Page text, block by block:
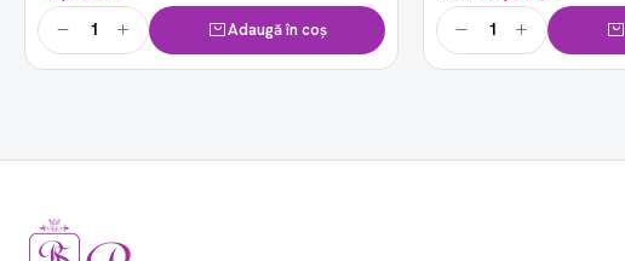
Adaugă în coș